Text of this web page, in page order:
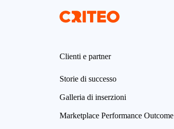
Clienti e partner
Storie di successo
Galleria di inserzioni
Marketplace Performance Outcome